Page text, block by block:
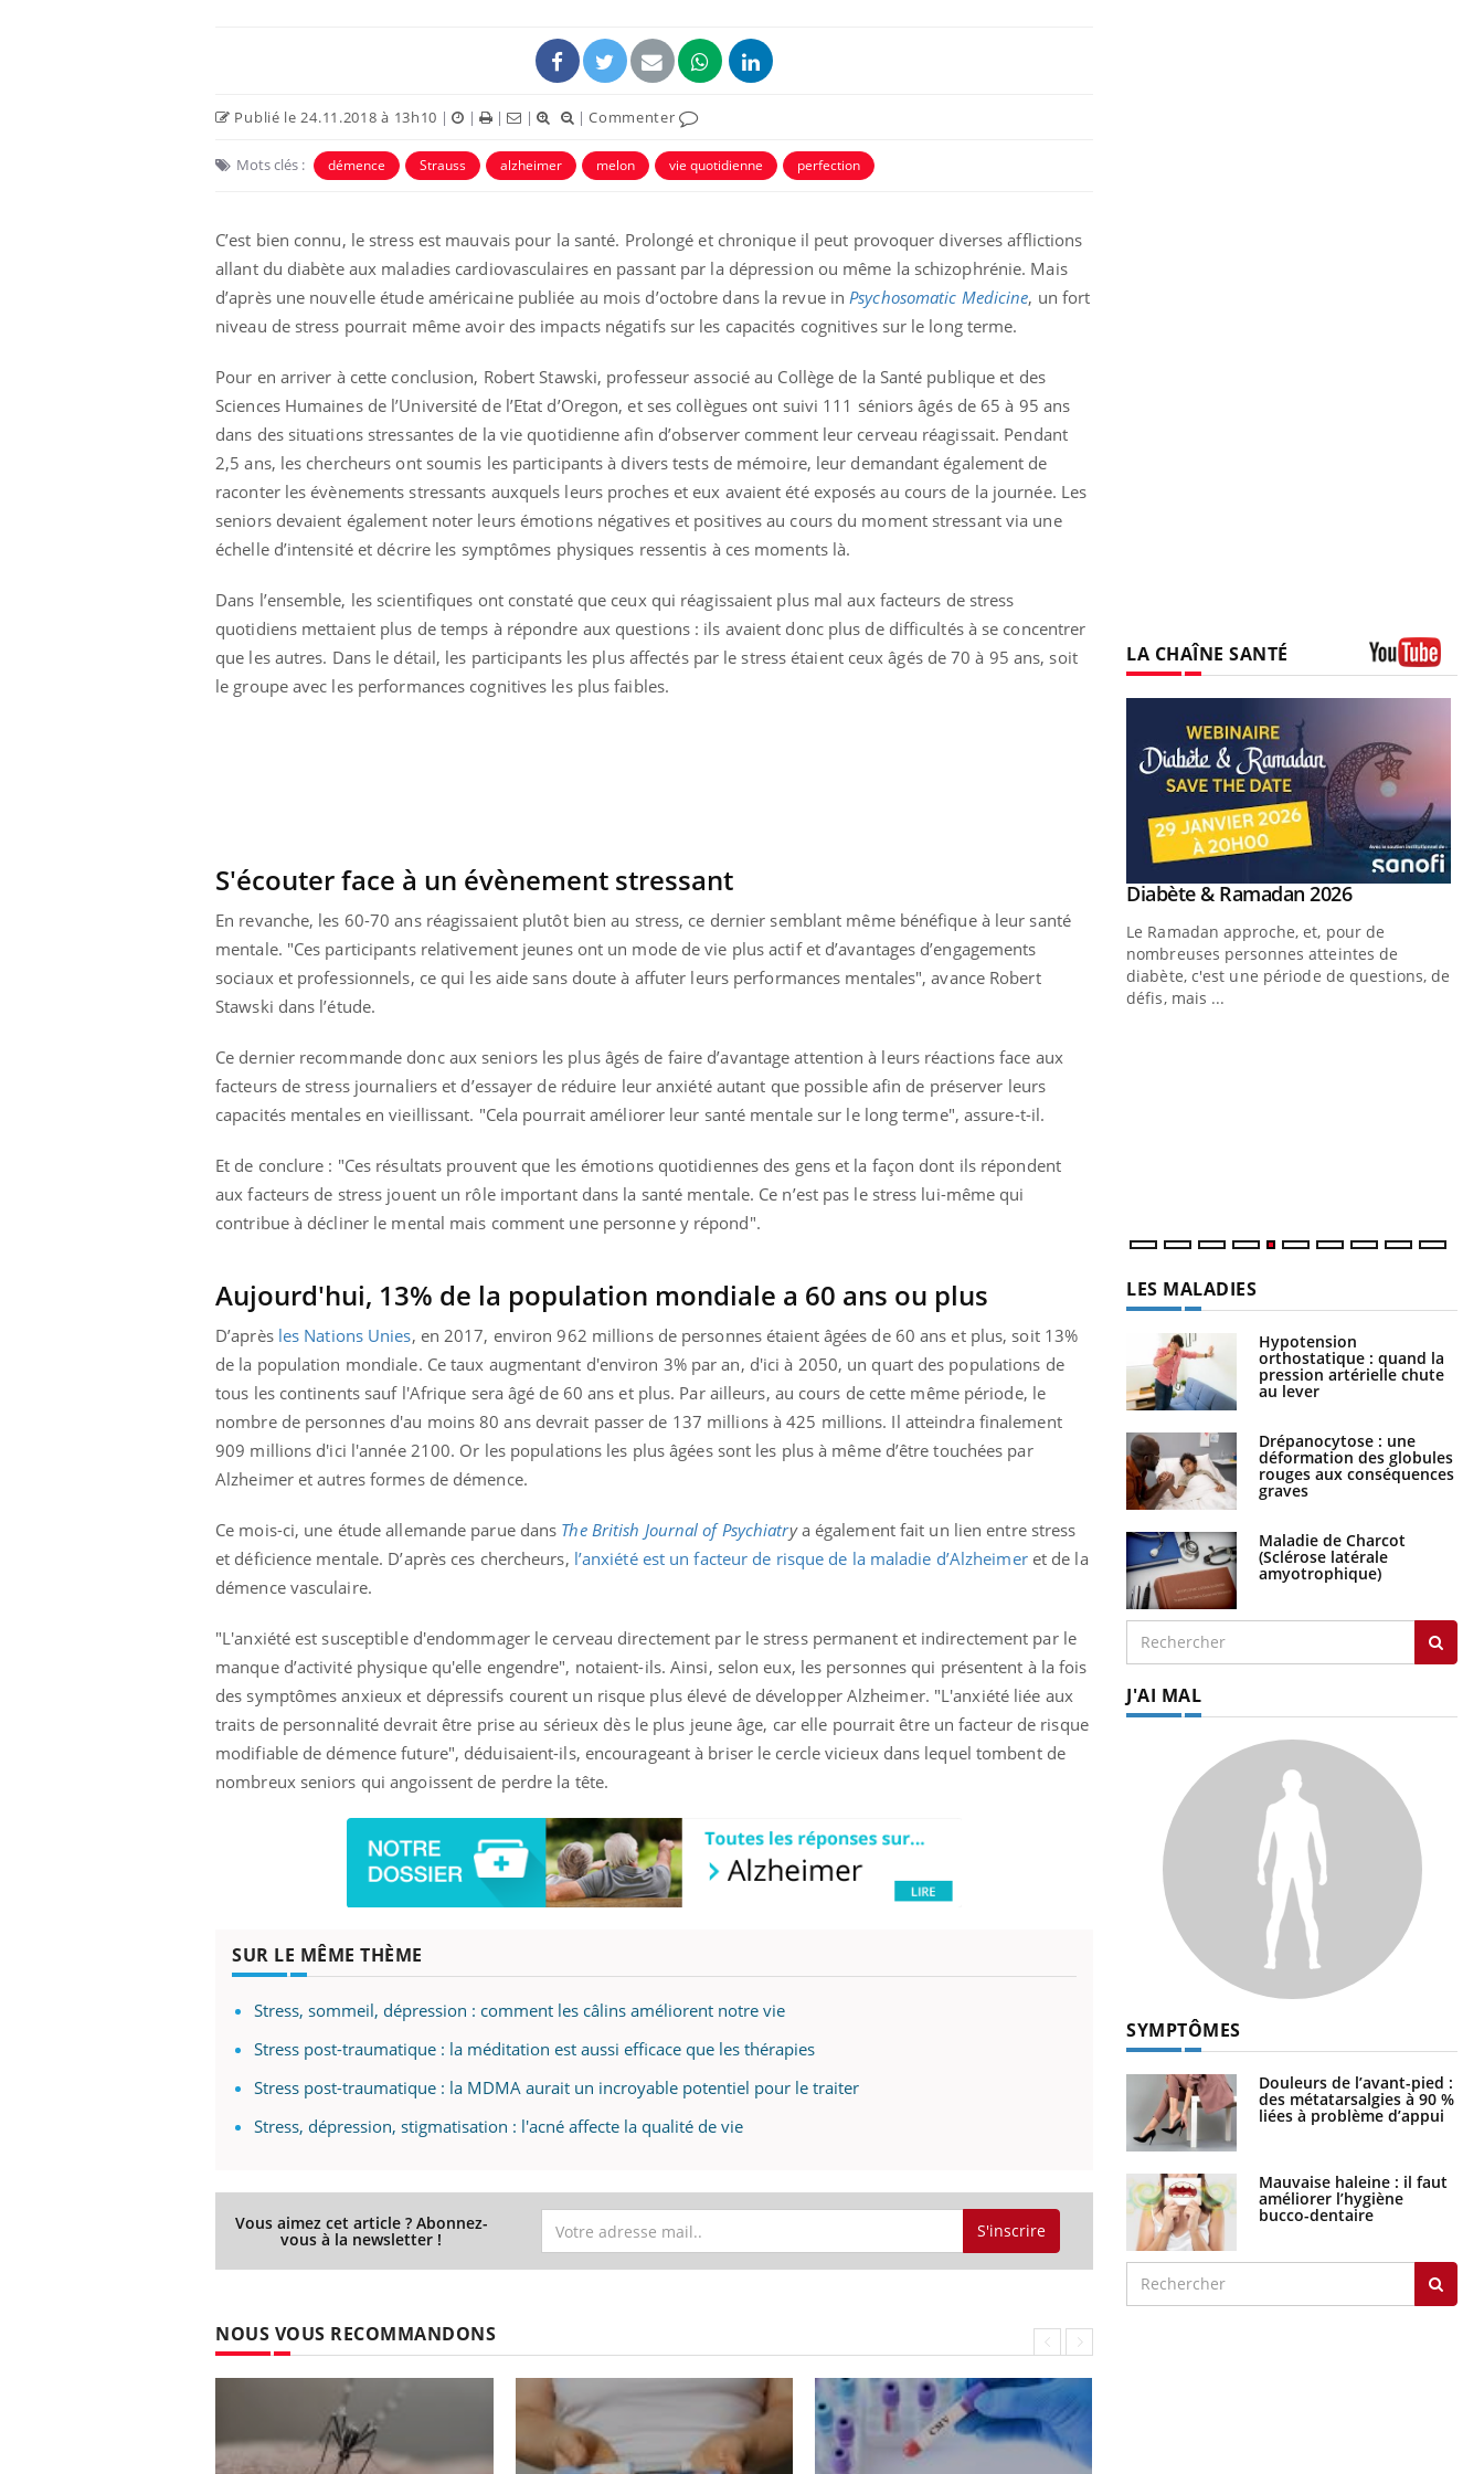
Publié le 24.11.2018 à 13h10 | | | | |Commenter
Mots clés : démence Strauss alzheimer melon vie quotidienne perfection
C’est bien connu, le stress est mauvais pour la santé. Prolongé et chronique il peut provoquer diverses afflictions
allant du diabète aux maladies cardiovasculaires en passant par la dépression ou même la schizophrénie. Mais
d’après une nouvelle étude américaine publiée au mois d’octobre dans la revue in Psychosomatic Medicine, un fort
niveau de stress pourrait même avoir des impacts négatifs sur les capacités cognitives sur le long terme.
Pour en arriver à cette conclusion, Robert Stawski, professeur associé au Collège de la Santé publique et des
Sciences Humaines de l’Université de l’Etat d’Oregon, et ses collègues ont suivi 111 séniors âgés de 65 à 95 ans
dans des situations stressantes de la vie quotidienne afin d’observer comment leur cerveau réagissait. Pendant
2,5 ans, les chercheurs ont soumis les participants à divers tests de mémoire, leur demandant également de
raconter les évènements stressants auxquels leurs proches et eux avaient été exposés au cours de la journée. Les
seniors devaient également noter leurs émotions négatives et positives au cours du moment stressant via une
échelle d’intensité et décrire les symptômes physiques ressentis à ces moments là.
Dans l’ensemble, les scientifiques ont constaté que ceux qui réagissaient plus mal aux facteurs de stress
quotidiens mettaient plus de temps à répondre aux questions : ils avaient donc plus de difficultés à se concentrer
que les autres. Dans le détail, les participants les plus affectés par le stress étaient ceux âgés de 70 à 95 ans, soit
le groupe avec les performances cognitives les plus faibles.
S'écouter face à un évènement stressant
En revanche, les 60-70 ans réagissaient plutôt bien au stress, ce dernier semblant même bénéfique à leur santé
mentale. "Ces participants relativement jeunes ont un mode de vie plus actif et d’avantages d’engagements
sociaux et professionnels, ce qui les aide sans doute à affuter leurs performances mentales", avance Robert
Stawski dans l’étude.
Ce dernier recommande donc aux seniors les plus âgés de faire d’avantage attention à leurs réactions face aux
facteurs de stress journaliers et d’essayer de réduire leur anxiété autant que possible afin de préserver leurs
capacités mentales en vieillissant. "Cela pourrait améliorer leur santé mentale sur le long terme", assure-t-il.
Et de conclure : "Ces résultats prouvent que les émotions quotidiennes des gens et la façon dont ils répondent
aux facteurs de stress jouent un rôle important dans la santé mentale. Ce n’est pas le stress lui-même qui
contribue à décliner le mental mais comment une personne y répond".
Aujourd'hui, 13% de la population mondiale a 60 ans ou plus
D’après les Nations Unies, en 2017, environ 962 millions de personnes étaient âgées de 60 ans et plus, soit 13%
de la population mondiale. Ce taux augmentant d'environ 3% par an, d'ici à 2050, un quart des populations de
tous les continents sauf l'Afrique sera âgé de 60 ans et plus. Par ailleurs, au cours de cette même période, le
nombre de personnes d'au moins 80 ans devrait passer de 137 millions à 425 millions. Il atteindra finalement
909 millions d'ici l'année 2100. Or les populations les plus âgées sont les plus à même d’être touchées par
Alzheimer et autres formes de démence.
Ce mois-ci, une étude allemande parue dans The British Journal of Psychiatrya également fait un lien entre stress
et déficience mentale. D’après ces chercheurs, l’anxiété est un facteur de risque de la maladie d’Alzheimeret de la
démence vasculaire.
"L'anxiété est susceptible d'endommager le cerveau directement par le stress permanent et indirectement par le
manque d’activité physique qu'elle engendre", notaient-ils. Ainsi, selon eux, les personnes qui présentent à la fois
des symptômes anxieux et dépressifs courent un risque plus élevé de développer Alzheimer. "L'anxiété liée aux
traits de personnalité devrait être prise au sérieux dès le plus jeune âge, car elle pourrait être un facteur de risque
modifiable de démence future", déduisaient-ils, encourageant à briser le cercle vicieux dans lequel tombent de
nombreux seniors qui angoissent de perdre la tête.
SUR LE MÊME THÈME
Stress, sommeil, dépression : comment les câlins améliorent notre vie
Stress post-traumatique : la méditation est aussi efficace que les thérapies
Stress post-traumatique : la MDMA aurait un incroyable potentiel pour le traiter
Stress, dépression, stigmatisation : l'acné affecte la qualité de vie
Vous aimez cet article ? Abonnez-
vous à la newsletter ! S'inscrire
NOUS VOUS RECOMMANDONS
LA CHAÎNE SANTÉ
Insuline & Charge mentale : et si on
osait en parler??Youtube
En 2026, l'insuline dans le diabète de type 2
reste entourée d'idées reçues chez les
patients comme parfois chez les soignants.
Youtube
Eczéma Chronique des Mains : se
préparer pour l’été !Youtube
L'été arrive… et avec lui, un tout nouveau
rythme de vie ! Vacances, plage, piscine,
Youtube
Diabète & Ramadan 2026Youtube
Le Ramadan approche, et, pour de
nombreuses personnes atteintes de
diabète, c'est une période de questions, de
défis, mais ...
LES MALADIES
Hypotension
orthostatique : quand la
pression artérielle chute
au lever
Drépanocytose : une
déformation des globules
rouges aux conséquences
graves
Maladie de Charcot
(Sclérose latérale
amyotrophique)
J'AI MAL
SYMPTÔMES
Douleurs de l’avant-pied :
des métatarsalgies à 90 %
liées à problème d’appui
Mauvaise haleine : il faut
améliorer l’hygiène
bucco-dentaire